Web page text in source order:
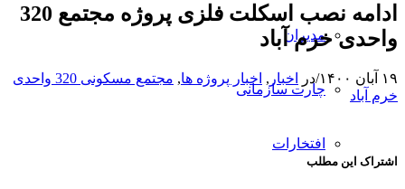
مدیران
چارت سازمانی
افتخارات
ادامه نصب اسکلت فلزی پروژه مجتمع 320
واحدی خرم آباد
۱۹ آبان ۱۴۰۰ /در اخبار , اخبار پروژه ها,
مجتمع مسکونی 320 واحدی
خرم آباد
اشتراک این مطلب